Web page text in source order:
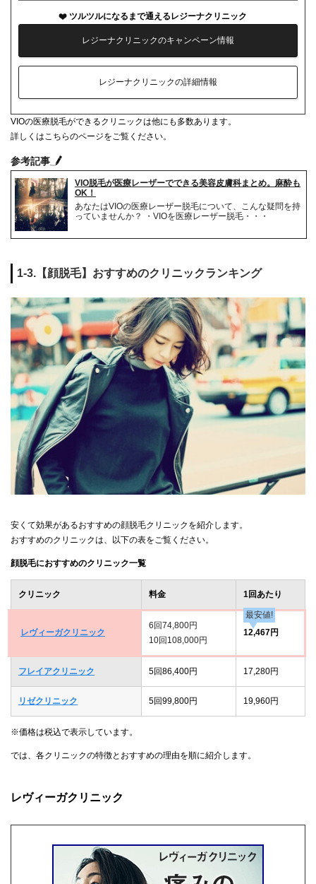
ツルツルになるまで通えるレジーナクリニック
レジーナクリニックのキャンペーン情報
レジーナクリニックの詳細情報
VIOの医療脱毛ができるクリニックは他にも多数あります。
詳しくはこちらのページをご覧ください。
参考記事
VIO脱毛が医療レーザーでできる美容皮膚科まとめ。麻酔も
OK！
あなたはVIOの医療レーザー脱毛について、こんな疑問を持
っていませんか？ ・VIOを医療レーザー脱毛・・・
1-3.【顔脱毛】おすすめのクリニックランキング
安くて効果があるおすすめの顔脱毛クリニックを紹介します。
おすすめのクリニックは、以下の表をご覧ください。
顔脱毛におすすめのクリニック一覧
クリニック 料金 1回あたり
レヴィーガクリニック
6回74,800円
10回108,000円
最安値!
12,467円
フレイアクリニック 5回86,400円 17,280円
リゼクリニック 5回99,800円 19,960円
※価格は税込で表示しています。
では、各クリニックの特徴とおすすめの理由を順に紹介します。
レヴィーガクリニック